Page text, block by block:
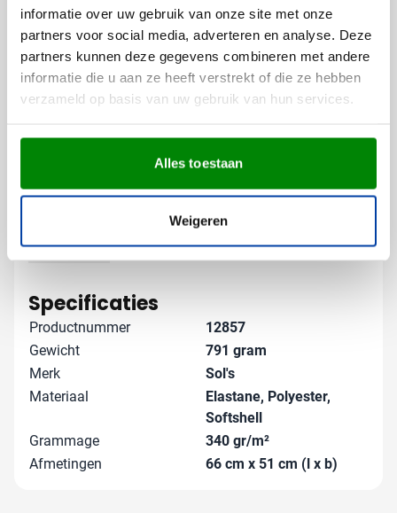
informatie over uw gebruik van onze site met onze
partners voor social media, adverteren en analyse. Deze
partners kunnen deze gegevens combineren met andere
informatie die u aan ze heeft verstrekt of die ze hebben
verzameld op basis van uw gebruik van hun services.
Alles toestaan
Weigeren
We zorgen ervoor dat jouw bedrukking duurzaam en
professioneel wordt uitgevoerd, zodat je logo optimaal
zichtbaar blijft, ook na veelvuldig gebruik en wassen.
Gratis digitaal voorbeeld van je
softshell jacket? Vraag een gratis digitaal voorbeeld
aan en zie vooraf precies wat je kunt verwachten.
levertijden en bedrukkingsmogelijkheden - we denken
graag met je mee over de perfecte uitvoering voor
Lees meer
Specificaties
Productnummer
12857
Gewicht
791 gram
Merk
Sol's
Materiaal
Elastane, Polyester,
Softshell
Grammage
340 gr/m²
Afmetingen
66 cm x 51 cm (l x b)